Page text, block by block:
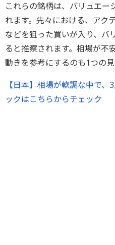
これらの銘柄は、バリュエー
れます。先々における、アク
などを狙った買いが入り、バ
ると推察されます。相場が不
動きを参考にするのも1つの見
【日本】相場が軟調な中で
ックはこちらからチェック